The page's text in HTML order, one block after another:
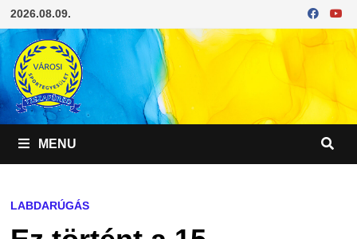
Skip
to
content
2026.08.09.
MENU
LABDARÚGÁS